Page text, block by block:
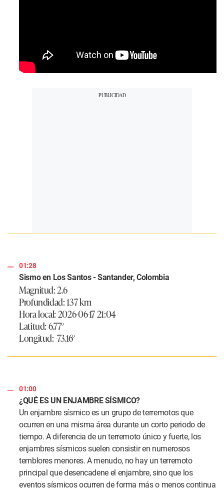
01:28
Sismo en Los Santos - Santander, Colombia
Magnitud: 2.6
Profundidad: 137 km
Hora local: 2026-06-17 21:04
Latitud: 6.77°
Longitud: -73.16°
01:00
¿QUÉ ES UN ENJAMBRE SÍSMICO?
Un enjambre sísmico es un grupo de terremotos que
ocurren en una misma área durante un corto periodo de
tiempo. A diferencia de un terremoto único y fuerte, los
enjambres sísmicos suelen consistir en numerosos
temblores menores. A menudo, no hay un terremoto
principal que desencadene el enjambre, sino que los
eventos sísmicos ocurren de forma más o menos continua